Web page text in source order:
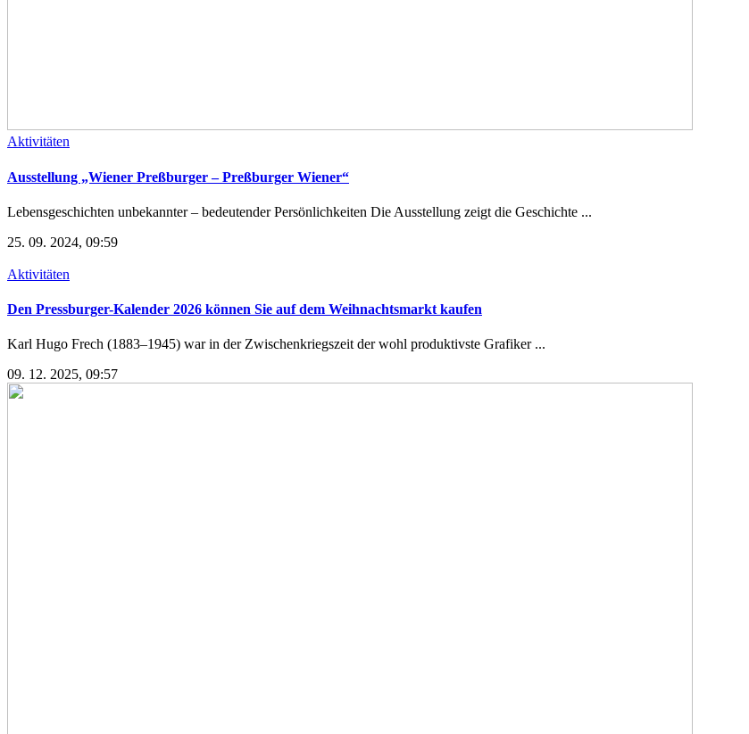
Aktivitäten
Ausstellung „Wiener Preßburger – Preßburger Wiener“
Lebensgeschichten unbekannter – bedeutender Persönlichkeiten Die Ausstellung zeigt die Geschichte ...
25. 09. 2024, 09:59
Aktivitäten
Den Pressburger-Kalender 2026 können Sie auf dem Weihnachtsmarkt kaufen
Karl Hugo Frech (1883–1945) war in der Zwischenkriegszeit der wohl produktivste Grafiker ...
09. 12. 2025, 09:57